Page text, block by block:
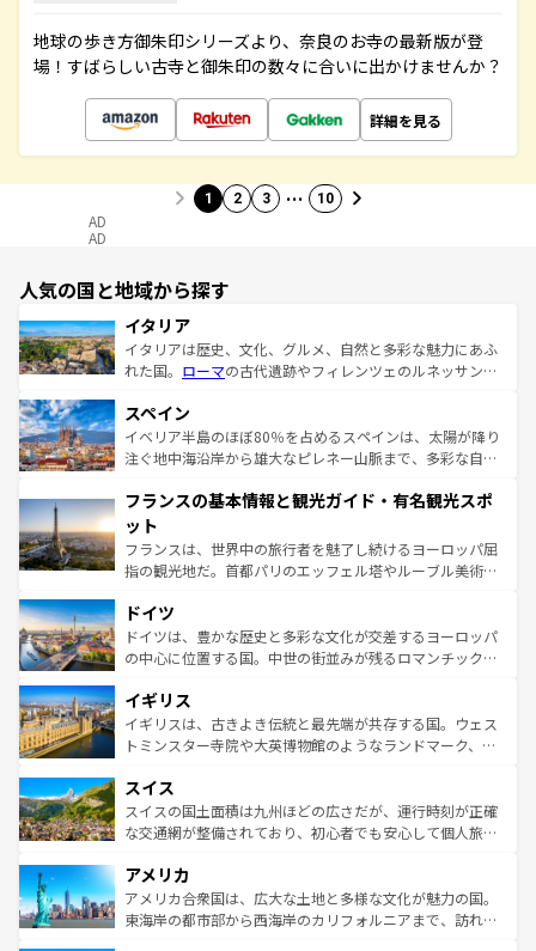
地球の歩き方御朱印シリーズより、奈良のお寺の最新版が登
場！すばらしい古寺と御朱印の数々に合いに出かけませんか？
詳細を見る
1 2 3 … 10
AD
AD
人気の国と地域から探す
イタリア
イタリアは歴史、文化、グルメ、自然と多彩な魅力にあふ
れた国。 ローマの古代遺跡やフィレンツェのルネッサンス
ろん、トスカーナの美しい田園風景やアマルフィ海岸の絶
景など、自然景観も見逃せない。観光の合間には、本場の
ピザやパスタなど、絶品のイタリア料理を堪能することも
ませてくれるイタリアで、忘れられない旅をしてみよう！
なお、新着のイタリア情報は
しい。
スペイン
イベリア半島のほぼ80％を占めるスペインは、太陽が降り
注ぐ地中海沿岸から雄大なピレネー山脈まで、多彩な自然
文化が根付くこの国では、情熱的なフラメンコ、熱気あふ
れる闘牛、そして美味しいタパスが生活の一部となってい
る。首都マドリードの洗練された雰囲気や、バルセロナの
アートに溢れた街角から、地方では古代ローマ遺跡や中世
せる。地方によって風土や気候が異なるスペインはその個
性で訪れる人を魅了する。 なお、新着のスペイン情報は コ
ンテンツ一覧を参照してほしい。
フランスの基本情報と観光ガイド・有名観光スポ
ット
フランスは、世界中の旅行者を魅了し続けるヨーロッパ屈
指の観光地だ。首都パリのエッフェル塔やルーブル美術館
で、幅広い魅力が詰まっている。華麗な宮殿、歴史的な大
聖堂、美しいビーチ、そして豊かな自然が、訪れる者を心
から魅了する。また、フランスは美食の国としても知ら
いる。シャンパンの発祥地であるランス、プロヴァンスの
香り高いラベンダー畑など、多彩な楽しみ方が可能だ。さ
らに、パリ以外の地域にも魅力が溢れており、どの街角に
れる地方に足を運ぶとそれぞれで全く異なる文化を体験で
きるだろう。 なお、新着のフランス情報はコンテンツ一覧
を参照してほしい。
ドイツ
ドイツは、豊かな歴史と多彩な文化が交差するヨーロッパ
の中心に位置する国。中世の街並みが残るロマンチック街
顔を持つこの国は、どこを歩いても飽きることがない。ベ
ルリンの文化的活気、バイエルン州のアルプスの絶景、そ
してライン川沿いのワイン畑といった風景は必見。ビール
は、お酒好きな人にはぜひ体験してほしい。 なお、新着の
ドイツ情報はコンテンツ一覧を参照してほしい。
イギリス
イギリスは、古きよき伝統と最先端が共存する国。ウェス
トミンスター寺院や大英博物館のようなランドマーク、歴
リアごとに異なる魅力がある。また、優雅なアフタヌーン
ティー、ビール好きにはたまらない英国パブ、サッカー観
戦など、本場だからこそできる体験も豊富。イギリスを旅
ンツ一覧を参照してほしい。
スイス
スイスの国土面積は九州ほどの広さだが、運行時刻が正確
な交通網が整備されており、初心者でも安心して個人旅行
の建物がそのまま残る町や、スイスならではのユニークな
博物館もあり、アルプス観光だけでなく町歩きも満喫する
ことができる。国民の所得が高いため物価も高いが、旅行
アメリカ
アメリカ合衆国は、広大な土地と多様な文化が魅力の国。
東海岸の都市部から西海岸のカリフォルニアまで、訪れる